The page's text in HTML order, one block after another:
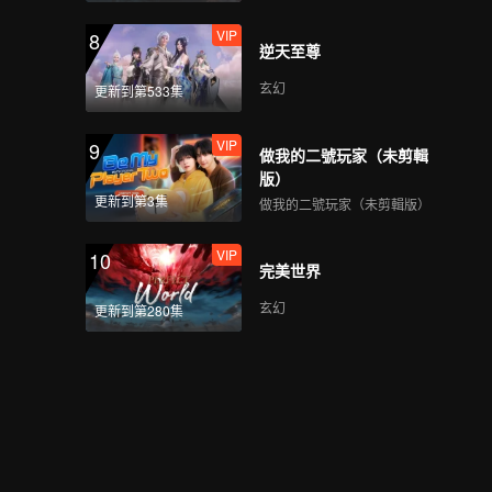
8
更新到第533集
VIP
逆天至尊
玄幻
9
更新到第3集
VIP
做我的二號玩家（未剪輯
版）
做我的二號玩家（未剪輯版）
10
更新到第280集
VIP
完美世界
玄幻